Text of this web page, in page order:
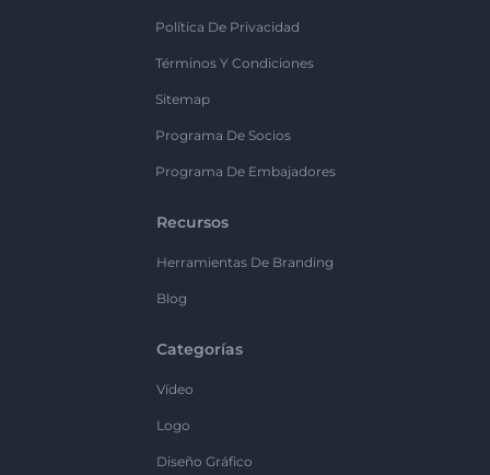
Política De Privacidad
Términos Y Condiciones
Sitemap
Programa De Socios
Programa De Embajadores
Recursos
Herramientas De Branding
Blog
Categorías
Vídeo
Logo
Diseño Gráfico